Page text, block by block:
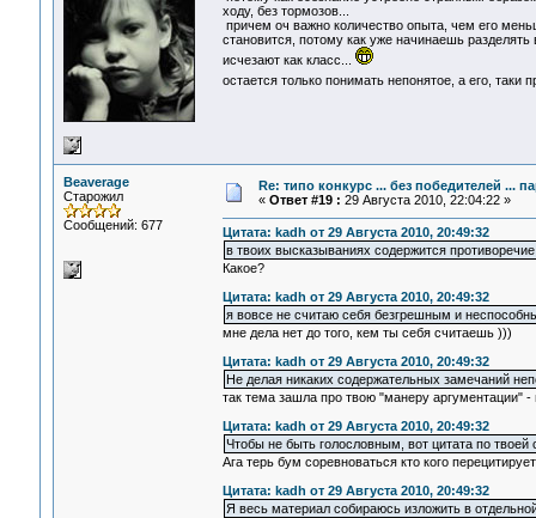
ходу, без тормозов...
причем оч важно количество опыта, чем его
становится, потому как уже начинаешь разделять
исчезают как класс...
остается только понимать непонятое, а его, таки
Beaverage
Старожил
Сообщений: 677
Re: типо конкурс ... без победителей ...
« Ответ #19 : 29 Августа 2010, 22:04:22 »
Цитата: kadh от 29 Августа 2010, 20:49:32
в твоих высказываниях содержится противоречие
Какое?
Цитата: kadh от 29 Августа 2010, 20:49:32
я вовсе не считаю себя безгрешным и
мне дела нет до того, кем ты себя считаешь )))
Цитата: kadh от 29 Августа 2010, 20:49:32
Не делая никаких содержательных замечаний
так тема зашла про твою "манеру аргументации"
Цитата: kadh от 29 Августа 2010, 20:49:32
Чтобы не быть голословным, вот цитата по твоей
Ага терь бум соревноваться кто кого
Цитата: kadh от 29 Августа 2010, 20:49:32
Я весь материал собираюсь изложить в